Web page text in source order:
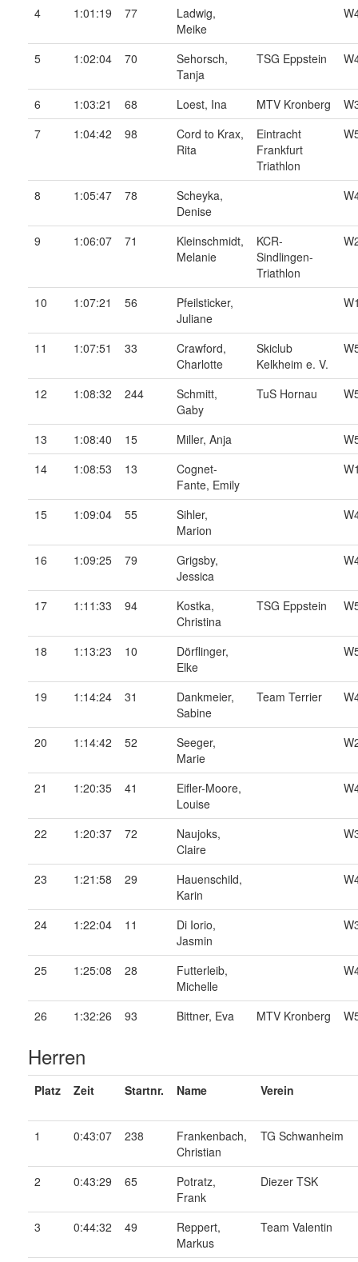
4 1:01:19 77
Ladwig,
Meike
5 1:02:04 70
Sehorsch,
Tanja
TSG Eppstein
6 1:03:21 68 Loest, Ina MTV Kronberg
7
1:04:42 98
Cord to Krax,
Rita
Eintracht
Frankfurt
Triathlon
8 1:05:47 78
Scheyka,
Denise
9 1:06:07 71
Kleinschmidt,
Melanie
KCR-
Sindlingen-
Triathlon
10 1:07:21 56
Pfeilsticker,
Juliane
11 1:07:51 33
Crawford,
Charlotte
Skiclub
Kelkheim e. V.
12 1:08:32 244
Schmitt,
Gaby
TuS Hornau
13 1:08:40 15 Miller, Anja
14
1:08:53 13
Cognet-
Fante, Emily
15 1:09:04 55
Sihler,
Marion
16 1:09:25 79
Grigsby,
Jessica
17 1:11:33 94
Kostka,
Christina
TSG Eppstein
18 1:13:23 10
Dörflinger,
Elke
19 1:14:24 31
Dankmeier,
Sabine
Team Terrier
20 1:14:42 52
Seeger,
Marie
21 1:20:35 41
Eifler-Moore,
Louise
22 1:20:37 72
Naujoks,
Claire
23 1:21:58 29
Hauenschild,
Karin
24 1:22:04 11
Di Iorio,
Jasmin
25 1:25:08 28
Futterleib,
Michelle
26 1:32:26 93 Bittner, Eva MTV Kronberg
Herren
Platz Zeit Startnr. Name Verein
1 0:43:07 238
Frankenbach,
Christian
TG Schwanheim
2 0:43:29 65
Potratz,
Frank
Diezer TSK
3 0:44:32 49
Reppert,
Markus
Team Valentin